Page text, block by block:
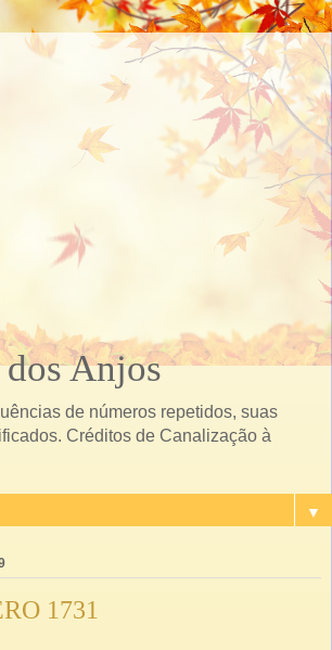
Anjos
de números repetidos, suas
Créditos de Canalização à
▼
1731